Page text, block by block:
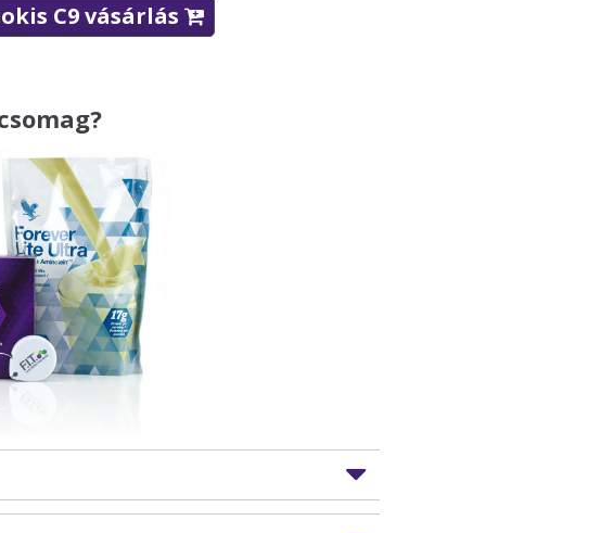
C9 vásárlás